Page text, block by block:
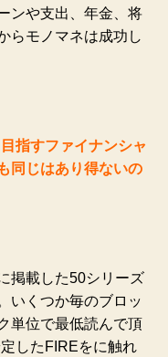
ンや支出、年金、将
らモノマネは成功し
指すファイナンシャ
同じはあり得ないの
掲載した50シリーズ
いくつか毎のブロッ
単位で最低読んで頂
したFIREをに触れ